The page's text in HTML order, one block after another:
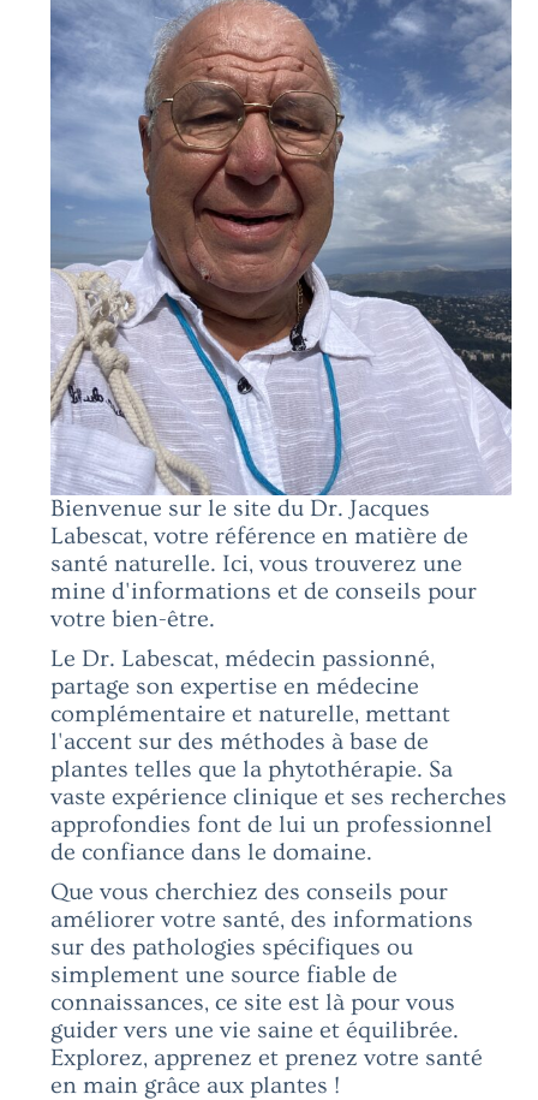
Bienvenue sur le site du Dr. Jacques
Labescat, votre référence en matière de
santé naturelle. Ici, vous trouverez une
mine d'informations et de conseils pour
votre bien-être.
Le Dr. Labescat, médecin passionné,
partage son expertise en médecine
complémentaire et naturelle, mettant
l'accent sur des méthodes à base de
plantes telles que la phytothérapie. Sa
vaste expérience clinique et ses recherches
approfondies font de lui un professionnel
de confiance dans le domaine.
Que vous cherchiez des conseils pour
améliorer votre santé, des informations
sur des pathologies spécifiques ou
simplement une source fiable de
connaissances, ce site est là pour vous
guider vers une vie saine et équilibrée.
Explorez, apprenez et prenez votre santé
en main grâce aux plantes !